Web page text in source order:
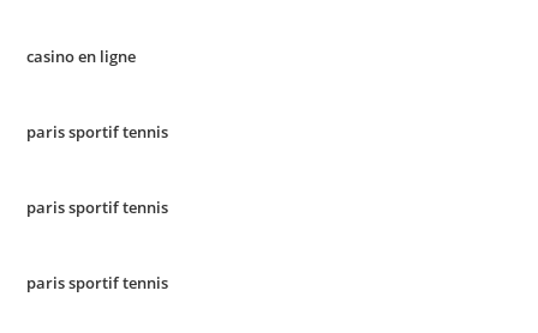
casino en ligne
paris sportif tennis
paris sportif tennis
paris sportif tennis